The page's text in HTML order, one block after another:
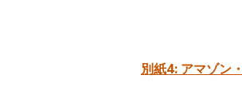
別紙4: アマゾン